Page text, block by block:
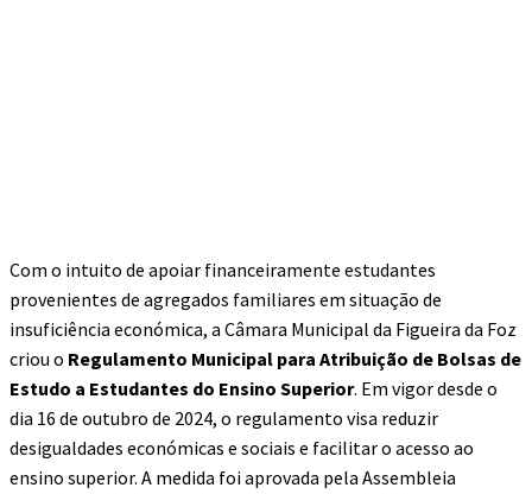
Com o intuito de apoiar financeiramente estudantes
provenientes de agregados familiares em situação de
insuficiência económica, a Câmara Municipal da Figueira da Foz
criou o Regulamento Municipal para Atribuição de Bolsas de
Estudo a Estudantes do Ensino Superior. Em vigor desde o
dia 16 de outubro de 2024, o regulamento visa reduzir
desigualdades económicas e sociais e facilitar o acesso ao
ensino superior. A medida foi aprovada pela Assembleia